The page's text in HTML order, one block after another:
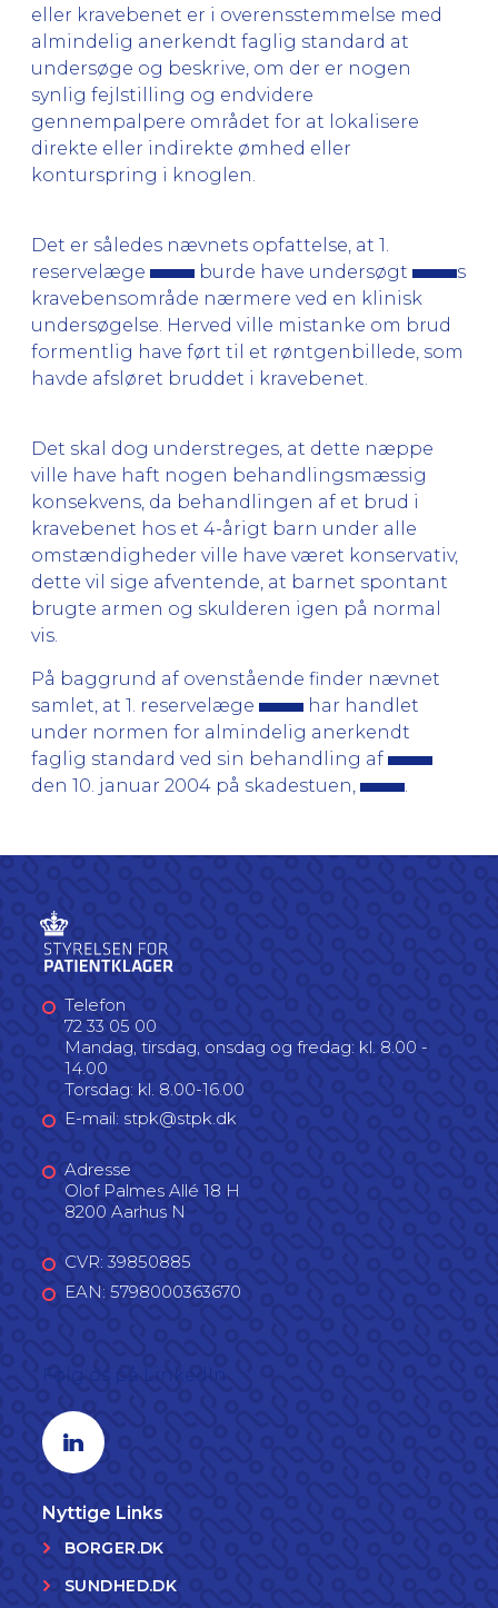
eller kravebenet er i overensstemmelse med
almindelig anerkendt faglig standard at
undersøge og beskrive, om der er nogen
synlig fejlstilling og endvidere
gennempalpere området for at lokalisere
direkte eller indirekte ømhed eller
konturspring i knoglen.
Det er således nævnets opfattelse, at 1.
reservelæge
burde have undersøgt
s
kravebensområde nærmere ved en klinisk
undersøgelse. Herved ville mistanke om brud
formentlig have ført til et røntgenbillede, som
havde afsløret bruddet i kravebenet.
Det skal dog understreges, at dette næppe
ville have haft nogen behandlingsmæssig
konsekvens, da behandlingen af et brud i
kravebenet hos et 4-årigt barn under alle
omstændigheder ville have været konservativ,
dette vil sige afventende, at barnet spontant
brugte armen og skulderen igen på normal
vis.
På baggrund af ovenstående finder nævnet
samlet, at 1. reservelæge
har handlet
under normen for almindelig anerkendt
faglig standard ved sin behandling af
den 10. januar 2004 på skadestuen,
Telefon
72 33 05 00
Mandag, tirsdag, onsdag og fredag: kl. 8.00 -
14.00
Torsdag: kl. 8.00-16.00
E-mail: stpk@stpk.dk
Adresse
Olof Palmes Allé 18 H
8200 Aarhus N
CVR: 39850885
EAN: 5798000363670
Linkedin profil
Nyttige Links
BORGER.DK
SUNDHED.DK